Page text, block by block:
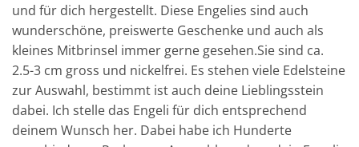
und für dich hergestellt. Diese Engelies sind auch
wunderschöne, preiswerte Geschenke und auch als
kleines Mitbrinsel immer gerne gesehen.Sie sind ca.
2.5-3 cm gross und nickelfrei. Es stehen viele Edelsteine
zur Auswahl, bestimmt ist auch deine Lieblingsstein
dabei. Ich stelle das Engeli für dich entsprechend
deinem Wunsch her. Dabei habe ich Hunderte